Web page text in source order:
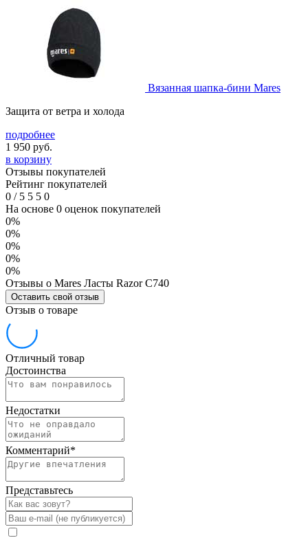
Вязанная шапка-бини Mares
Защита от ветра и холода
подробнее
1 950 руб.
в корзину
Отзывы покупателей
Рейтинг покупателей
0 /5 5 5 0
На основе 0 оценок покупателей
0%
0%
0%
0%
0%
Отзывы о Mares Ласты Razor С740
Оставить свой отзыв
Отзыв о товаре
Отличный товар
Достоинства
Недостатки
Комментарий*
Представьтесь